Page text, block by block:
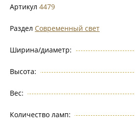
Артикул 4479
Раздел Современный свет
Ширина/диаметр:
Высота:
Вес:
Количество ламп: